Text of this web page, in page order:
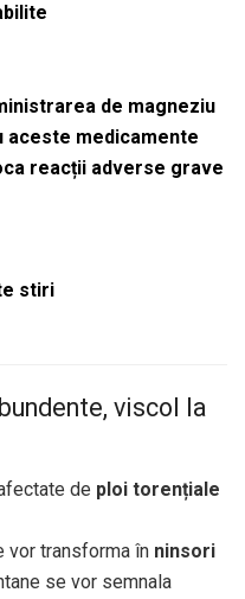
de magneziu
aceste medicamente
reacții adverse grave
stiri
viscol la
de ploi torențiale
vor transforma în ninsori
se vor semnala